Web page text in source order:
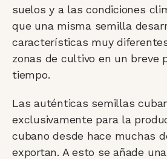
suelos y a las condiciones
que una misma semilla
características muy
zonas de cultivo en un breve
tiempo.
Las auténticas semillas
exclusivamente para la
cubano desde hace muchas
exportan. A esto se añade